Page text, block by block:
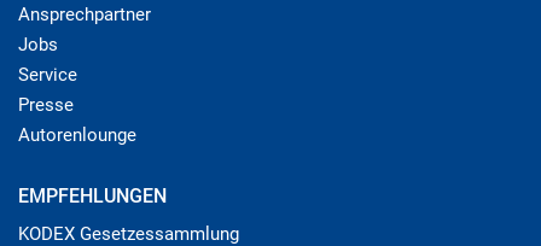
Ansprechpartner
Jobs
Service
Presse
Autorenlounge
EMPFEHLUNGEN
KODEX Gesetzessammlung